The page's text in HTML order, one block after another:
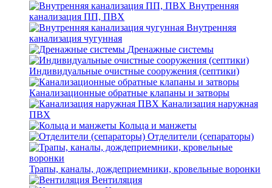
Внутренняя
канализация ПП, ПВХ
Внутренняя
канализация чугунная
Дренажные системы
Индивидуальные очистные сооружения (септики)
Канализационные обратные клапаны и затворы
Канализация наружная
ПВХ
Кольца и манжеты
Отделители (сепараторы)
Трапы, каналы, дождеприемники, кровельные воронки
Вентиляция